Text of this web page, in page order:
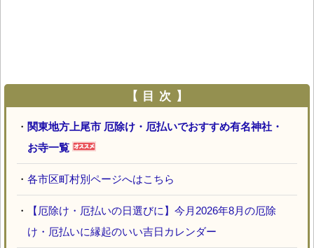
【 目 次 】
・ 関東地方上尾市 厄除け・厄払いでおすすめ有名神社・
お寺一覧
・ 各市区町村別ページへはこちら
・
【厄除け・厄払いの日選びに】今月2026年8月の厄除
け・厄払いに縁起のいい吉日カレンダー